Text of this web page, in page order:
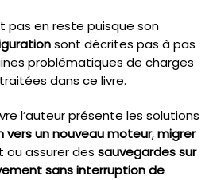
pas en reste puisque son
sont décrites pas à pas
problématiques de charges
dans ce livre.
l’auteur présente les solutions
vers un nouveau moteur,migrer
ou assurer des sauvegardes sur
sans interruption de